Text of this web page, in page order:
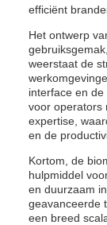
efficiënt
Het ontwerp
weerstaat de
interface en
voor operators
expertise,
en de
Kortom, de
hulpmiddel
en duurzaam
geavanceerde
een breed